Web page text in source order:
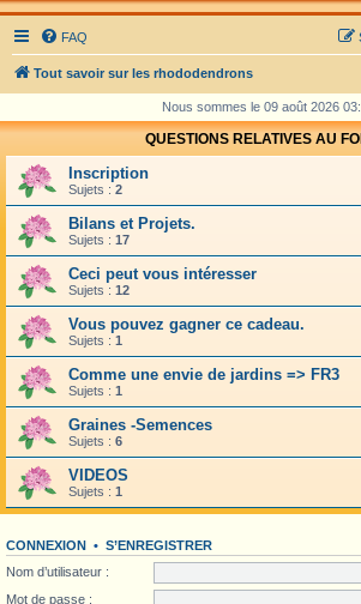
FAQ
Tout savoir sur les rhododendrons
Nous sommes le 09 août 2026
QUESTIONS RELATIVES AU
Inscription
Sujets : 2
Bilans et Projets.
Sujets : 17
Ceci peut vous intéresser
Sujets : 12
Vous pouvez gagner ce cadeau.
Sujets : 1
Comme une envie de jardins => FR3
Sujets : 1
Graines -Semences
Sujets : 6
VIDEOS
Sujets : 1
CONNEXION • S’ENREGISTRER
Nom d’utilisateur :
Mot de passe :